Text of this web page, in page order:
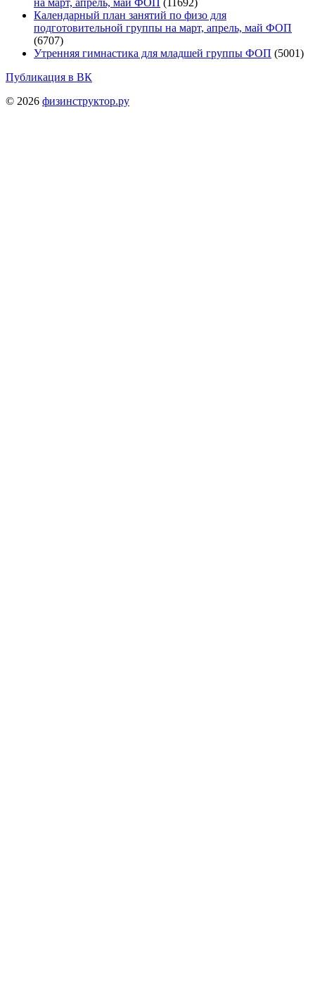
Календарный план занятий по физо для
подготовительной группы на март, апрель, май ФОП
(6707)
Утренняя гимнастика для младшей группы ФОП (5001)
Публикация в ВК
© 2026 физинструктор.ру